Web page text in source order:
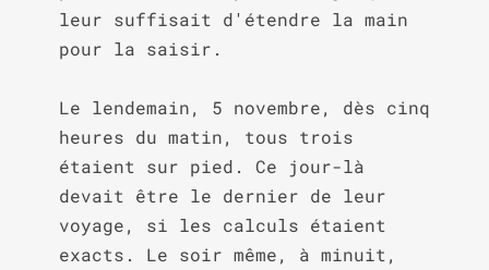
leur suffisait d'étendre la main
pour la saisir.
Le lendemain, 5 novembre, dès cinq
heures du matin, tous trois
étaient sur pied. Ce jour-là
devait être le dernier de leur
voyage, si les calculs étaient
exacts. Le soir même, à minuit,